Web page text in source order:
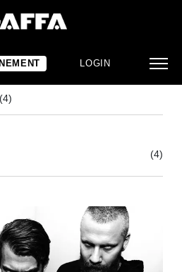
LOGIN
(4)
(4)